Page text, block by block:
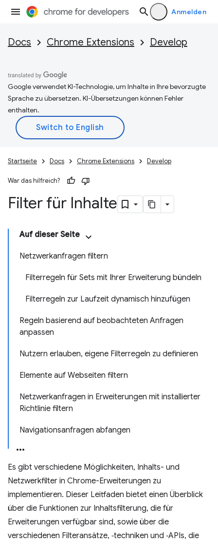
Anmelden
Docs Chrome Extensions Develop
Google verwendet KI-Technologie, um Inhalte in Ihre bevorzugte
Sprache zu übersetzen. KI-Übersetzungen können Fehler
enthalten.
Startseite Docs Chrome Extensions Develop
War das hilfreich?
Filter für Inhalte
Auf dieser Seite
Netzwerkanfragen filtern
Filterregeln für Sets mit Ihrer Erweiterung bündeln
Filterregeln zur Laufzeit dynamisch hinzufügen
Regeln basierend auf beobachteten Anfragen
anpassen
Nutzern erlauben, eigene Filterregeln zu definieren
Elemente auf Webseiten filtern
Netzwerkanfragen in Erweiterungen mit installierter
Richtlinie filtern
Navigationsanfragen abfangen
Es gibt verschiedene Möglichkeiten, Inhalts- und
Netzwerkfilter in Chrome-Erweiterungen zu
implementieren. Dieser Leitfaden bietet einen Überblick
über die Funktionen zur Inhaltsfilterung, die für
Erweiterungen verfügbar sind, sowie über die
verschiedenen Filteransätze, ‑techniken und ‑APIs, die